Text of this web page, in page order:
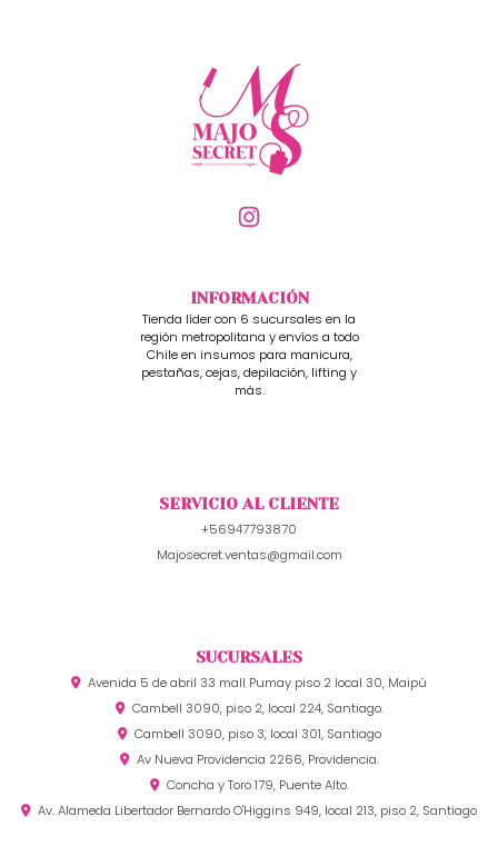
INFORMACIÓN
Tienda líder con 6 sucursales en la
región metropolitana y envíos a todo
Chile en insumos para manicura,
pestañas, cejas, depilación, lifting y
más.
SERVICIO AL CLIENTE
+56947793870
Majosecret.ventas@gmail.com
SUCURSALES
Avenida 5 de abril 33 mall Pumay piso 2 local 30, Maipú
Cambell 3090, piso 2, local 224, Santiago.
Cambell 3090, piso 3, local 301, Santiago
Av Nueva Providencia 2266, Providencia.
Concha y Toro 179, Puente Alto.
Av. Alameda Libertador Bernardo O'Higgins 949, local 213, piso 2, Santiago